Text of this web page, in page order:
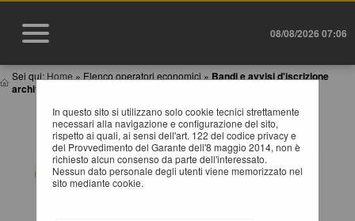
08/08/2026 07:06
Sei qui: Home » Elenco operatori economici » Bandi e avvisi d'iscrizione
archiviati
In questo sito si utilizzano solo cookie tecnici strettamente
necessari alla navigazione e configurazione del sito,
rispetto ai quali, ai sensi dell'art. 122 del codice privacy e
del Provvedimento del Garante dell'8 maggio 2014, non è
richiesto alcun consenso da parte dell'interessato.
Nessun dato personale degli utenti viene memorizzato nel
sito mediante cookie.
BANDI E AVVISI D'ISCRIZIONE ARCHIVIATI PER
ELENCHI OPERATORI ECONOMICI
Elenco dei bandi d'iscrizione archiviati per gli elenchi
operatori.